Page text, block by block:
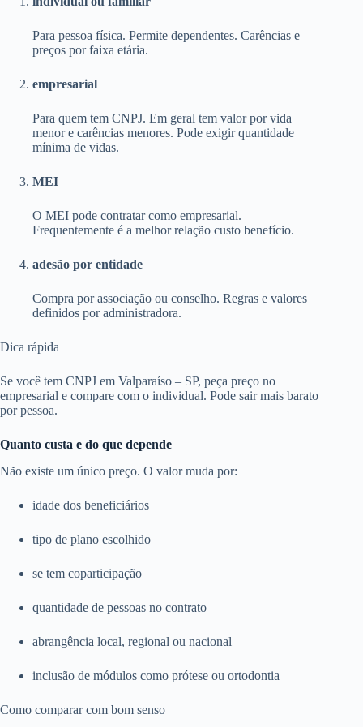
Para pessoa física. Permite dependentes. Carências e
preços por faixa etária.
empresarial
Para quem tem CNPJ. Em geral tem valor por vida
menor e carências menores. Pode exigir quantidade
mínima de vidas.
MEI
O MEI pode contratar como empresarial.
Frequentemente é a melhor relação custo benefício.
adesão por entidade
Compra por associação ou conselho. Regras e valores
definidos por administradora.
Dica rápida
Se você tem CNPJ em Valparaíso – SP, peça preço no
empresarial e compare com o individual. Pode sair mais barato
por pessoa.
Quanto custa e do que depende
Não existe um único preço. O valor muda por:
idade dos beneficiários
tipo de plano escolhido
se tem coparticipação
quantidade de pessoas no contrato
abrangência local, regional ou nacional
inclusão de módulos como prótese ou ortodontia
Como comparar com bom senso